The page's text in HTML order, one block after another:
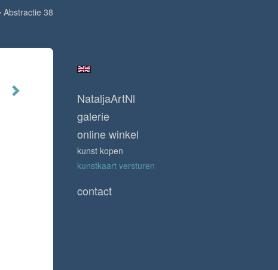
Abstractie 38
NataljaArtNl
galerie
online winkel
kunst kopen
kunstkaart versturen
contact